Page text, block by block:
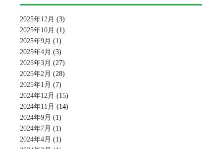
2025年12月 (3)
2025年10月 (1)
2025年9月 (1)
2025年4月 (3)
2025年3月 (27)
2025年2月 (28)
2025年1月 (7)
2024年12月 (15)
2024年11月 (14)
2024年9月 (1)
2024年7月 (1)
2024年4月 (1)